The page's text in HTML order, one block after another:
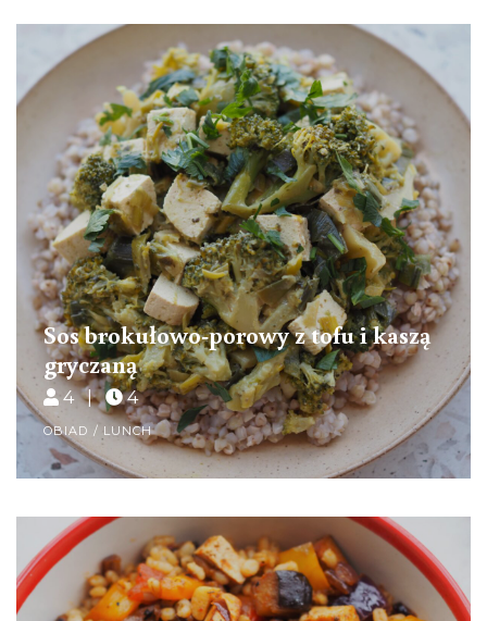
Sos brokułowo-porowy z tofu i kaszą
gryczaną
4 | 4
OBIAD / LUNCH